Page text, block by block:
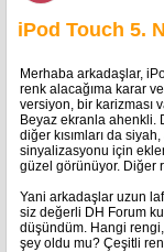
iPod Touch 5.
Merhaba arkadaşlar,
renk alacağıma karar
versiyon, bir karizması
Beyaz ekranla ahenkli.
diğer kısımları da
sinyalizasyonu için
güzel görünüyor. Diğer
Yani arkadaşlar uzun
siz değerli DH Forum
düşündüm. Hangi
şey oldu mu? Çeşitli